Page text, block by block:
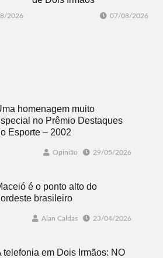
2026 07/08/2026
homenagem muito
no Prêmio Destaques
Esporte – 2002
Opinião 29/05/2026
é o ponto alto do
brasileiro
Alan Caldas 23/04/2026
telefonia em Dois Irmãos: NO